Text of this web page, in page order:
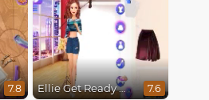
7.8 Ellie Get Ready With Me 2 7.6